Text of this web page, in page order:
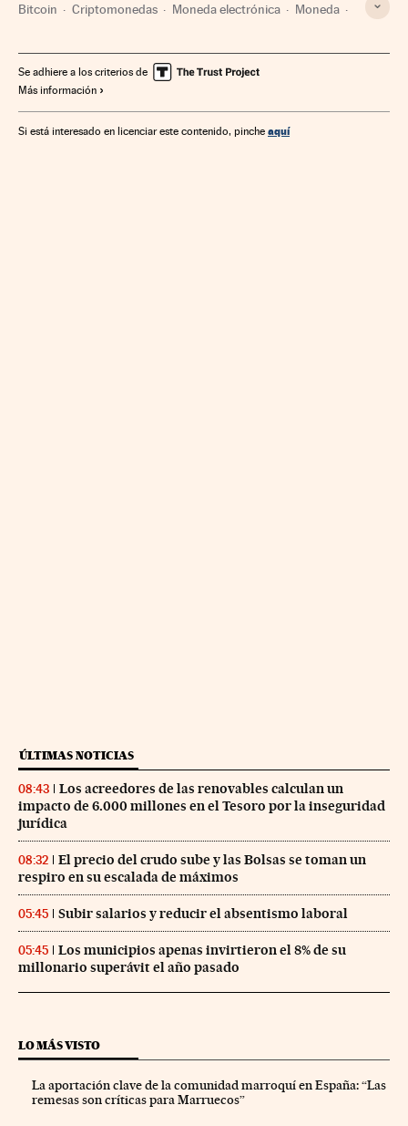
Bitcoin Criptomonedas Moneda electrónica Moneda
Medios de pago Comercio Internet
Telecomunicaciones
Se adhiere a los criterios de
Más información
Si está interesado en licenciar este contenido, pinche aquí
ÚLTIMAS NOTICIAS
08:43
Los acreedores de las renovables calculan un
impacto de 6.000 millones en el Tesoro por la inseguridad
jurídica
08:32
El precio del crudo sube y las Bolsas se toman un
respiro en su escalada de máximos
05:45 Subir salarios y reducir el absentismo laboral
05:45
Los municipios apenas invirtieron el 8% de su
millonario superávit el año pasado
LO MÁS VISTO
La aportación clave de la comunidad marroquí en España: “Las
remesas son críticas para Marruecos”